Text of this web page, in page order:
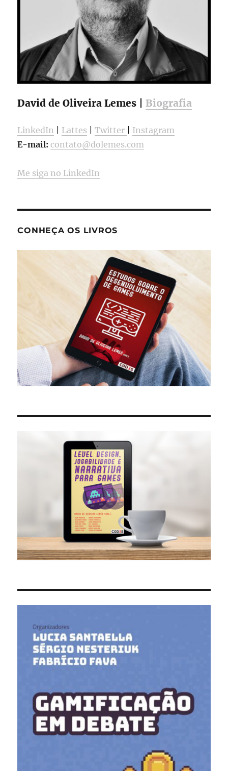
David de Oliveira Lemes | Biografia
LinkedIn Lattes |Twitter
Instagram
E-mail: contato@dolemes.com
Me siga no LinkedIn
CONHEÇA OS LIVROS